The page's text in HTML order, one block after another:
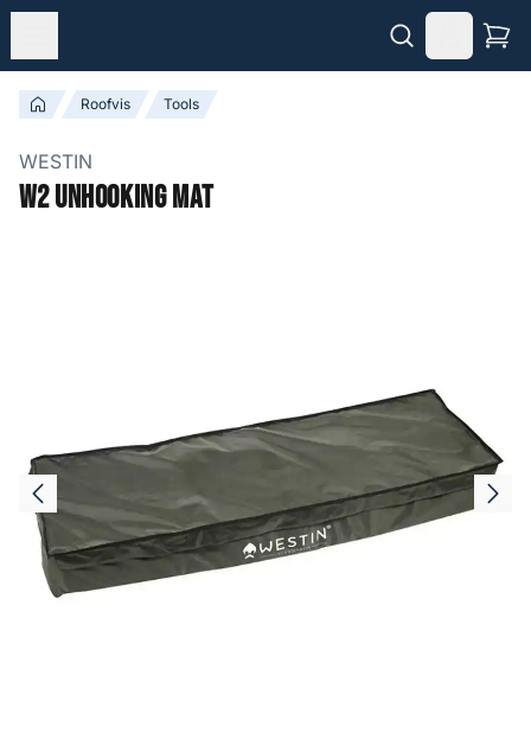
Roofvis Tools
WESTIN
W2 Unhooking Mat